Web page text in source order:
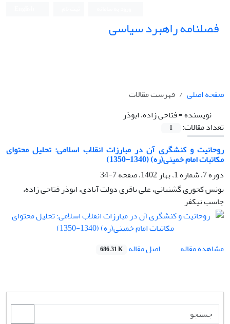
فصلنامه راهبرد سیاسی
صفحه اصلی
فهرست مقالات
نویسنده =فتاحی زاده، ابوذر
تعداد مقالات:
1
روحانیت و کنشگری آن در مبارزات انقلاب اسلامی: تحلیل محتوای
مکاتبات امام خمینی(ره) (1340-1350)
دوره 7، شماره 1، بهار 1402، صفحه
7-34
یونس کجوری گشنیانی، علی باقری دولت آبادی، ابوذر فتاحی زاده،
جاسب نیکفر
مشاهده مقاله اصل مقاله 686.31 K